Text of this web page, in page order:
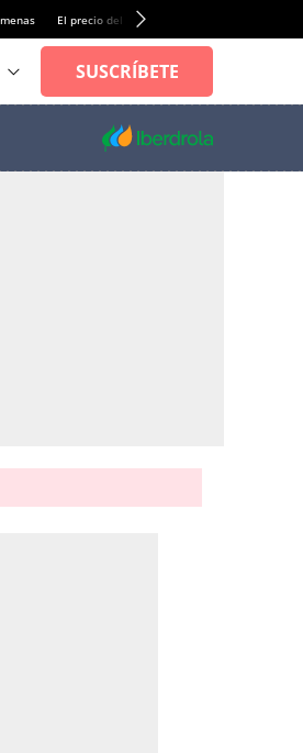
El precio del alquiler de vivienda baja por